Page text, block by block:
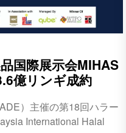
国際展示会MIHAS
億リンギ成約
）主催の第18回ハラー
International Halal